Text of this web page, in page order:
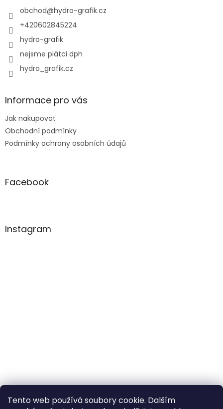
Tento web používá soubory cookie. Dalším
obchod@hydro-grafik.cz
+420602845224
hydro-grafik
nejsme plátci dph
hydro_grafik.cz
Informace pro vás
Jak nakupovat
Obchodní podmínky
Podmínky ochrany osobních údajů
Facebook
Instagram
Sledovat na Instagramu